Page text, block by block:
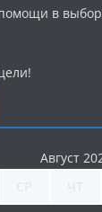
в
Август